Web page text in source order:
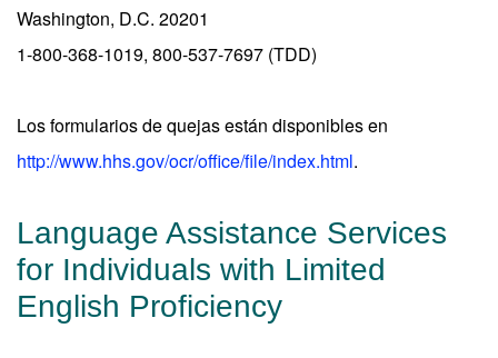
Washington, D.C. 20201
1-800-368-1019, 800-537-7697 (TDD)
Los formularios de quejas están disponibles en
http://www.hhs.gov/ocr/office/file/index.html.
Language Assistance Services
for Individuals with Limited
English Proficiency